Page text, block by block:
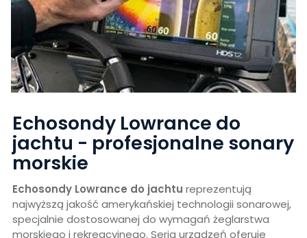
Echosondy Lowrance do
jachtu - profesjonalne sonary
morskie
Echosondy Lowrance do jachtu reprezentują
najwyższą jakość amerykańskiej technologii sonarowej,
specjalnie dostosowanej do wymagań żeglarstwa
morskiego i rekreacyjnego. Seria urządzeń oferuje